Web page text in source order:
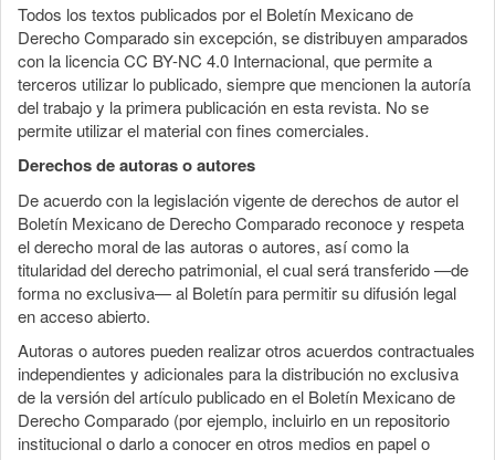
Todos los textos publicados por el Boletín Mexicano de
Derecho Comparado sin excepción, se distribuyen amparados
con la licencia CC BY-NC 4.0 Internacional, que permite a
terceros utilizar lo publicado, siempre que mencionen la autoría
del trabajo y la primera publicación en esta revista. No se
permite utilizar el material con fines comerciales.
Derechos de autoras o autores
De acuerdo con la legislación vigente de derechos de autor el
Boletín Mexicano de Derecho Comparado reconoce y respeta
el derecho moral de las autoras o autores, así como la
titularidad del derecho patrimonial, el cual será transferido —de
forma no exclusiva— al Boletín para permitir su difusión legal
en acceso abierto.
Autoras o autores pueden realizar otros acuerdos contractuales
independientes y adicionales para la distribución no exclusiva
de la versión del artículo publicado en el Boletín Mexicano de
Derecho Comparado (por ejemplo, incluirlo en un repositorio
institucional o darlo a conocer en otros medios en papel o